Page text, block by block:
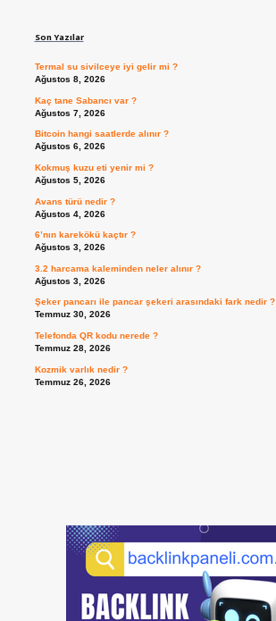
Son Yazılar
Termal su sivilceye iyi gelir mi ?
Ağustos 8, 2026
Kaç tane Sabancı var ?
Ağustos 7, 2026
Bitcoin hangi saatlerde alınır ?
Ağustos 6, 2026
Kokmuş kuzu eti yenir mi ?
Ağustos 5, 2026
Avans türü nedir ?
Ağustos 4, 2026
6’nın karekökü kaçtır ?
Ağustos 3, 2026
3.2 harcama kaleminden neler alınır ?
Ağustos 3, 2026
Şeker pancarı ile pancar şekeri arasındaki fark nedir ?
Temmuz 30, 2026
Telefonda QR kodu nerede ?
Temmuz 28, 2026
Kozmik varlık nedir ?
Temmuz 26, 2026